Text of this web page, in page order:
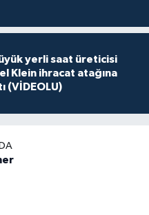
yerli saat üreticisi
Klein ihracat atağına
(VİDEOLU)